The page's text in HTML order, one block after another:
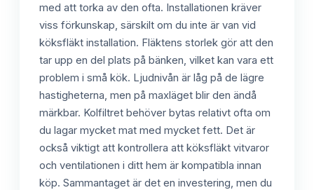
med att torka av den ofta. Installationen kräver
viss förkunskap, särskilt om du inte är van vid
köksfläkt installation. Fläktens storlek gör att den
tar upp en del plats på bänken, vilket kan vara ett
problem i små kök. Ljudnivån är låg på de lägre
hastigheterna, men på maxläget blir den ändå
märkbar. Kolfiltret behöver bytas relativt ofta om
du lagar mycket mat med mycket fett. Det är
också viktigt att kontrollera att köksfläkt vitvaror
och ventilationen i ditt hem är kompatibla innan
köp. Sammantaget är det en investering, men du